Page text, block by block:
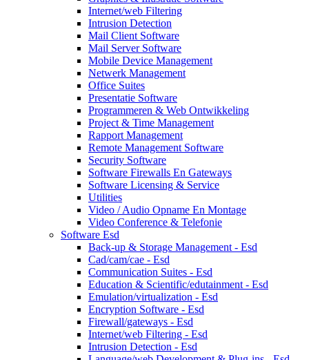
Internet/web Filtering
Intrusion Detection
Mail Client Software
Mail Server Software
Mobile Device Management
Netwerk Management
Office Suites
Presentatie Software
Programmeren & Web Ontwikkeling
Project & Time Management
Rapport Management
Remote Management Software
Security Software
Software Firewalls En Gateways
Software Licensing & Service
Utilities
Video / Audio Opname En Montage
Video Conference & Telefonie
Software Esd
Back-up & Storage Management - Esd
Cad/cam/cae - Esd
Communication Suites - Esd
Education & Scientific/edutainment - Esd
Emulation/virtualization - Esd
Encryption Software - Esd
Firewall/gateways - Esd
Internet/web Filtering - Esd
Intrusion Detection - Esd